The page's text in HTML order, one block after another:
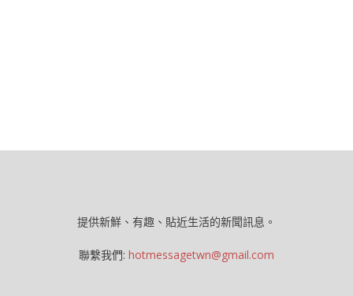
提供新鮮、有趣、貼近生活的新聞訊息。
聯繫我們: hotmessagetwn@gmail.com